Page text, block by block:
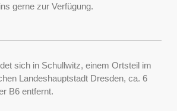
gerne zur Verfügung.
sich in Schullwitz, einem Ortsteil im
Landeshauptstadt Dresden, ca. 6
B6 entfernt.